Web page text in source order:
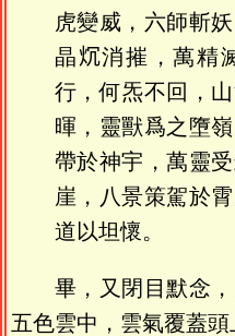
虎變威，六師斬
晶𤆤消摧，萬精
行，何炁不回，
暉，靈獸爲之墮
帶於神宇，萬靈
崖，八景策駕於
道以坦懷。
畢，又閉目默念
五色雲中，雲氣覆蓋頭